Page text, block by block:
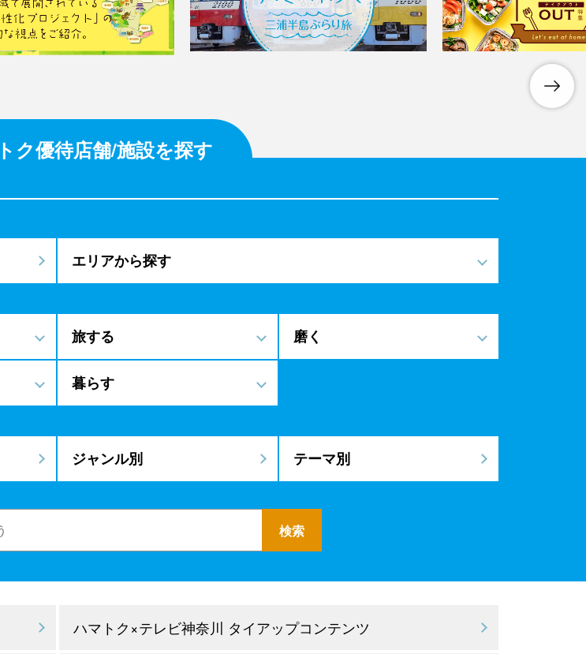
ク優待店舗/施設を探す
エリアから探す
旅する 磨く
暮らす
ジャンル別 テーマ別
ハマトク×テレビ神奈川 タイアップコンテンツ